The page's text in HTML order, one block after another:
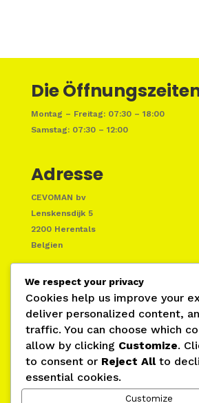
Die
Montag – Freitag: 07:30 – 18:00
Samstag: 07:30 – 12:00
Adresse
CEVOMAN bv
Lenskensdijk 5
2200 Herentals
Belgien
We respect your privacy
Cookies help us improve your
deliver personalized content,
traffic. You can choose which
allow by clicking Customize.
to consent or Reject Allto
essential cookies.
Customize